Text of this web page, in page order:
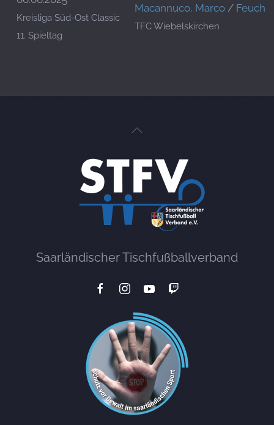
Kreisliga Süd-Ost Classic
11. Spieltag
Macannuco, Marco /
TFC Wiebelskirchen
Saarländischer Tischfußballverband